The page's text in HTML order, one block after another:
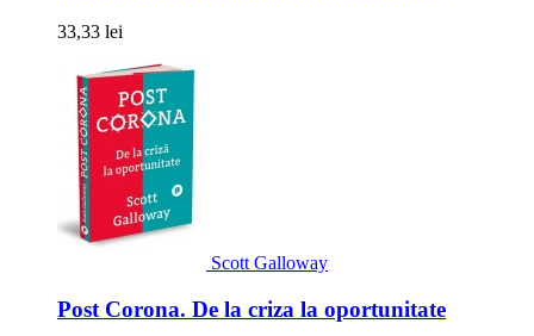
33,33 lei
Scott Galloway
Post Corona. De la criza la oportunitate